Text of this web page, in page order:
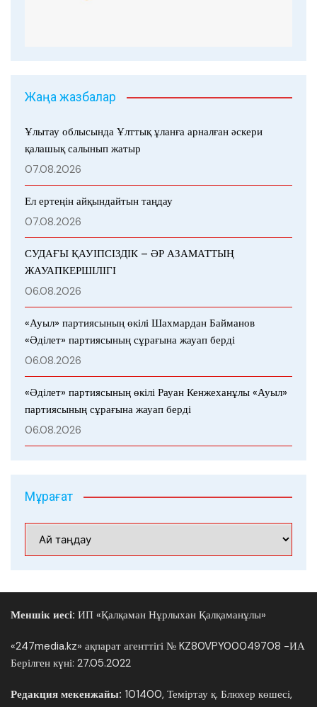
Жаңа жазбалар
Ұлытау облысында Ұлттық ұланға арналған әскери
қалашық салынып жатыр
07.08.2026
Ел ертеңін айқындайтын таңдау
07.08.2026
СУДАҒЫ ҚАУІПСІЗДІК – ӘР АЗАМАТТЫҢ
ЖАУАПКЕРШІЛІГІ
06.08.2026
«Ауыл» партиясының өкілі Шахмардан Байманов
«Әділет» партиясының сұрағына жауап берді
06.08.2026
«Әділет» партиясының өкілі Рауан Кенжеханұлы «Ауыл»
партиясының сұрағына жауап берді
06.08.2026
Мұрағат
Меншік иесі: ИП «Қалқаман Нұрлыхан Қалқаманұлы»
«247media.kz» ақпарат агенттігі № KZ80VPY00049708 -ИА
Берілген күні: 27.05.2022
Редакция мекенжайы: 101400, Теміртау қ. Блюхер көшесі,